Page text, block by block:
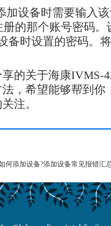
设备时需要输入该
的那个账号密码
备时设置的密码。
的关于海康IVMS-
，希望能够帮到你
注。
何添加设备?添加设备常见报错汇